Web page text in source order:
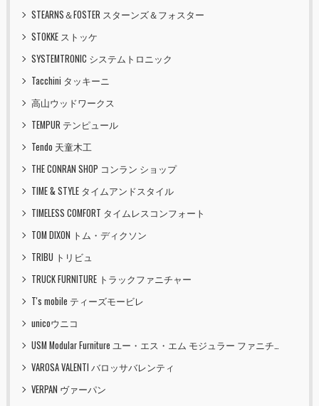
STEARNS＆FOSTER スターンズ＆フォスター
STOKKE ストッケ
SYSTEMTRONIC システムトロニック
Tacchini タッキーニ
高山ウッドワークス
TEMPUR テンピュール
Tendo 天童木工
THE CONRAN SHOP コンラン ショップ
TIME & STYLE タイムアンドスタイル
TIMELESS COMFORT タイムレスコンフォート
TOM DIXON トム・ディクソン
TRIBU トリビュ
TRUCK FURNITURE トラックファニチャー
T's mobile ティーズモービレ
unicoウニコ
USM Modular Furniture ユー・エス・エム モジュラー ファニチャー
VAROSA VALENTI バロッサバレンティ
VERPAN ヴァーパン